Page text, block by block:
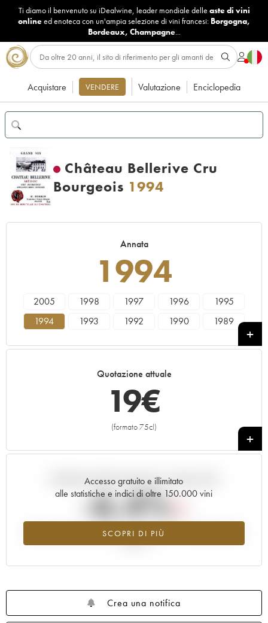
Ti diamo il benvenuto su iDealwine, leader mondiale delle aste di vini
onlineed enoteca con un'ampia selezione di vini francesi: Borgogna,
Bordeaux, Champagne...
Acquistare VENDERE Valutazione Enciclopedia
Château Bellerive Cru
Bourgeois 1994
Annata
1994
2005 1998 1997 1996
1995
1994
1993 1992 1990
1989
Quotazione attuale
19€
(formato 75cl)
+
Accesso gratuito e illimitato
alle statistiche e indici di oltre 150.000 vini
SCOPRI DI PIÙ
Andamento della quotazione in tempo reale
-6.4%
Tendenza al ribasso per il valore dell'annata 1994 nel 2026 rispetto
Crea una notifica